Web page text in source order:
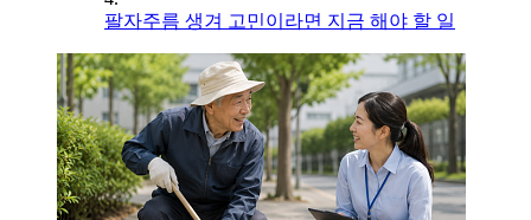
팔자주름 생겨 고민이라면 지금 해야 할 일